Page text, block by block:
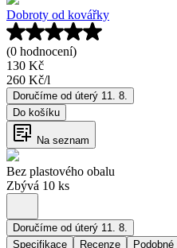
Dobroty od kovářky
(0 hodnocení)
130 Kč
260 Kč/l
Doručíme od úterý 11. 8.
Do košíku
Na seznam
Bez plastového obalu
Zbývá 10 ks
Doručíme od úterý 11. 8.
Specifikace
Recenze